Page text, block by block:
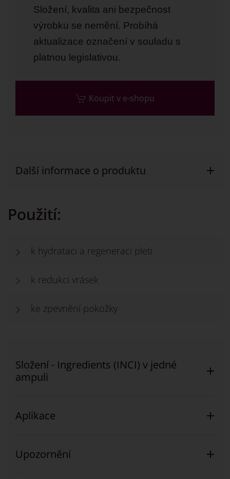
Složení, kvalita ani bezpečnost
výrobku se nemění. Probíhá
aktualizace označení v souladu s
platnou legislativou.
Koupit v e-shopu
Další informace o produktu
Použití:
k hydrataci a regeneraci pleti
k redukci vrásek
ke zpevnění pokožky
Složení - Ingredients (INCI) v jedné
ampuli
Aplikace
Upozornění